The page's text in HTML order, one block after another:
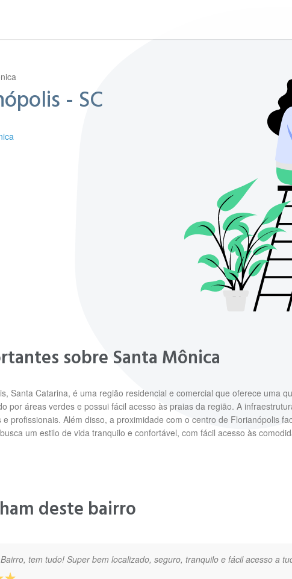
- SC
sobre Santa Mônica
Santa Catarina, é uma região residencial e comercial que oferece uma
por áreas verdes e possui fácil acesso às praias da região. A
profissionais. Além disso, a proximidade com o centro de Florianópolis
um estilo de vida tranquilo e confortável, com fácil acesso às
deste bairro
tem tudo! Super bem localizado, seguro, tranquilo e fácil acesso a